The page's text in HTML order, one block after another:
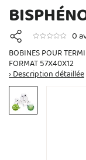
0
BOBINES POUR
FORMAT 57X40X12
› Description détaillée